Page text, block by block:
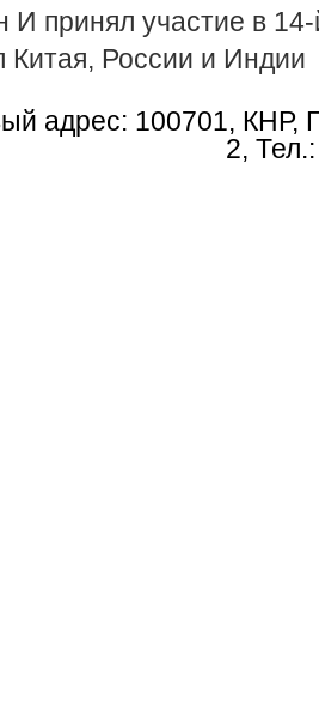
И принял участие в
Китая, России и Индии
адрес: 100701, КНР,
2,